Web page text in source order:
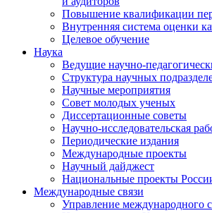
Повышение квалификации
Внутренняя система оценки
Целевое обучение
Наука
Ведущие научно-
Структура научных
Научные мероприятия
Совет молодых ученых
Диссертационные советы
Научно-исследовательская
Периодические издания
Международные проекты
Научный дайджест
Национальные проекты
Международные связи
Управление международного